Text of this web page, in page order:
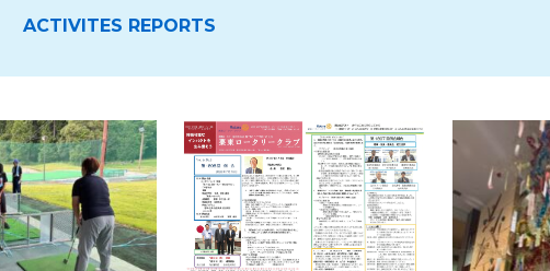
ACTIVITES REPORTS